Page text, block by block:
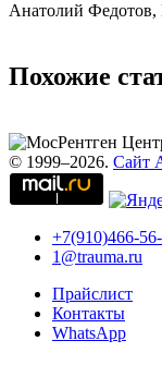
Анатолий Федотов,
Похожие
© 1999–2026. Сайт
+7(910)466-
1@trauma.ru
Прайслист
Контакты
WhatsApp